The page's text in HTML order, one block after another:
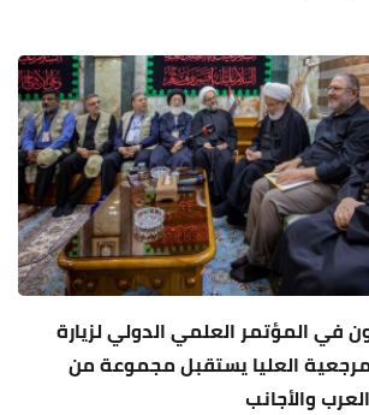
في المؤتمر العلمي الدولي لزيارة
العليا يستقبل مجموعة من
والأجانب